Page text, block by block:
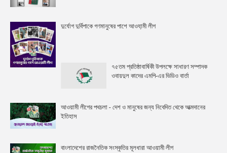
দুর্যোগ দুর্বিপাকে গণমানুষের পাশে আওযা়মী লীগ
৭৫তম প্রতিষ্ঠাবার্ষিকী উপলক্ষে সাধারণ সম্পাদক
ওবায়দুল কাদের এমপি-এর ভিডিও বার্তা
আওয়ামী লীগের পথচলা - দেশ ও মানুষের জন্য নিবেদিত থেকে আত্মদানের
ইতিহাস
বাংলাদেশের রাজনৈতিক সংস্কৃতির মূলধারা আওয়ামী লীগ